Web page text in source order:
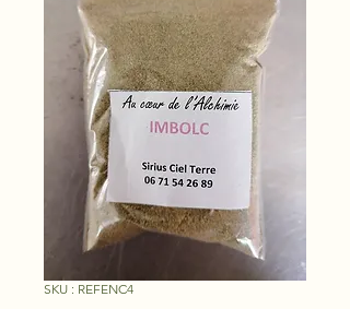
SKU : REFENC4